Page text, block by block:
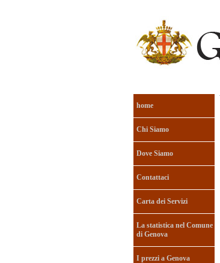
home
Chi Siamo
Dove Siamo
Contattaci
Carta dei Servizi
La statistica nel Comune
di Genova
I prezzi a Genova